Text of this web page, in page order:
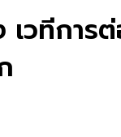
เวทีการ